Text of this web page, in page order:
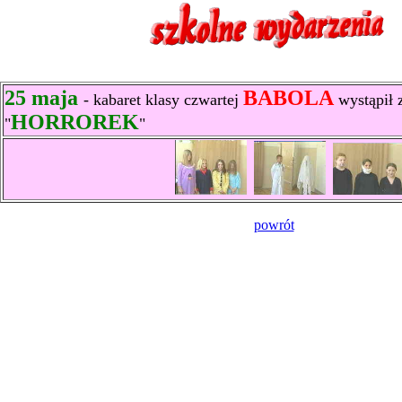
25 maja - kabaret klasy czwartej BABOLAwystąpił
"HORROREK"
powrót